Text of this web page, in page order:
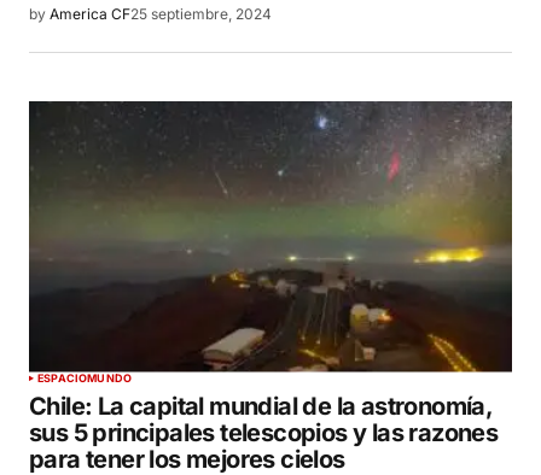
by America CF25 septiembre, 2024
ESPACIOMUNDO
Chile: La capital mundial de la astronomía,
sus 5 principales telescopios y las razones
para tener los mejores cielos